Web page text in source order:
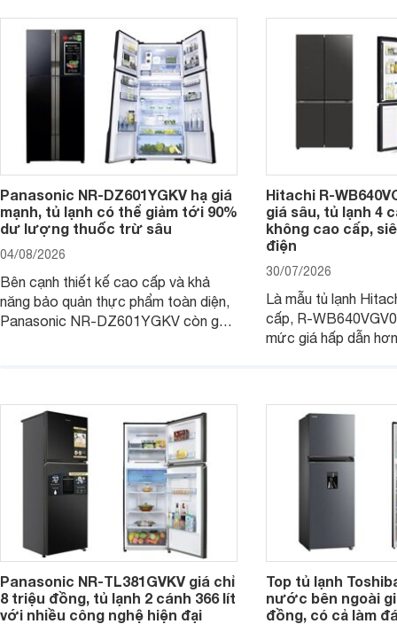
Panasonic NR-DZ601YGKV hạ giá
mạnh, tủ lạnh có thể giảm tới 90%
dư lượng thuốc trừ sâu
04/08/2026
Bên cạnh thiết kế cao cấp và khả
năng bảo quản thực phẩm toàn diện,
Panasonic NR-DZ601YGKV còn gây
Hitachi R-
giá sâu, tủ lạnh 4
không cao cấp,
điện
30/07/2026
Là mẫu tủ lạnh
cấp, R-
mức giá hấp dẫn
nhiều công nghệ.
Panasonic NR-TL381GVKV giá chỉ
8 triệu đồng, tủ lạnh 2 cánh 366 lít
với nhiều công nghệ hiện đại
Top tủ lạnh
nước bên ngoài
đồng, có cả làm